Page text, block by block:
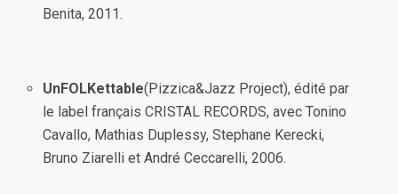
Benita, 2011.
UnFOLKettable(Pizzica&Jazz Project), édité par
le label français CRISTAL RECORDS, avec Tonino
Cavallo, Mathias Duplessy, Stephane Kerecki,
Bruno Ziarelli et André Ceccarelli, 2006.